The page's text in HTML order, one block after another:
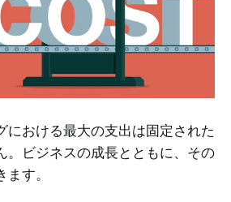
における最大の支出は固定された
。ビジネスの成長とともに、その
す。